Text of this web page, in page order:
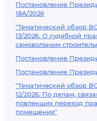
Постановление
18А/2026
"Тематический обзор
13/2026. О судебной
самовольным
Постановление
Постановление
"Тематический обзор
12/2026. По делам,
повлекших переход
помещения"